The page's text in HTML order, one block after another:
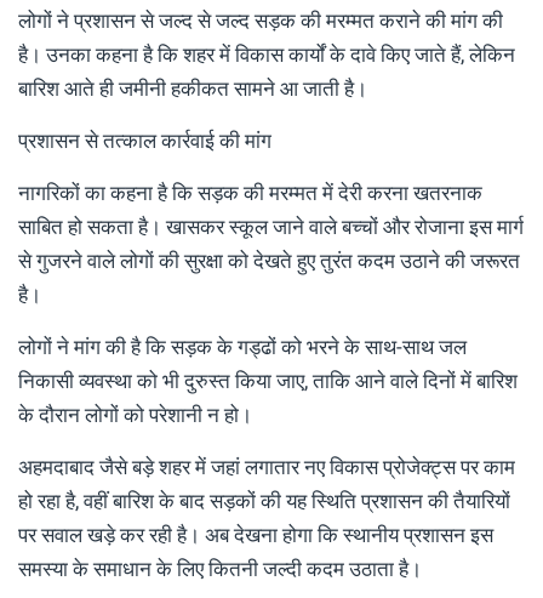
लोगों ने प्रशासन से जल्द से जल्द सड़क की मरम्मत कराने की मांग की
है। उनका कहना है कि शहर में विकास कार्यों के दावे किए जाते हैं, लेकिन
बारिश आते ही जमीनी हकीकत सामने आ जाती है।
प्रशासन से तत्काल कार्रवाई की मांग
नागरिकों का कहना है कि सड़क की मरम्मत में देरी करना खतरनाक
साबित हो सकता है। खासकर स्कूल जाने वाले बच्चों और रोजाना इस मार्ग
से गुजरने वाले लोगों की सुरक्षा को देखते हुए तुरंत कदम उठाने की जरूरत
है।
लोगों ने मांग की है कि सड़क के गड्ढों को भरने के साथ-साथ जल
निकासी व्यवस्था को भी दुरुस्त किया जाए, ताकि आने वाले दिनों में बारिश
के दौरान लोगों को परेशानी न हो।
अहमदाबाद जैसे बड़े शहर में जहां लगातार नए विकास प्रोजेक्ट्स पर काम
हो रहा है, वहीं बारिश के बाद सड़कों की यह स्थिति प्रशासन की तैयारियों
पर सवाल खड़े कर रही है। अब देखना होगा कि स्थानीय प्रशासन इस
समस्या के समाधान के लिए कितनी जल्दी कदम उठाता है।